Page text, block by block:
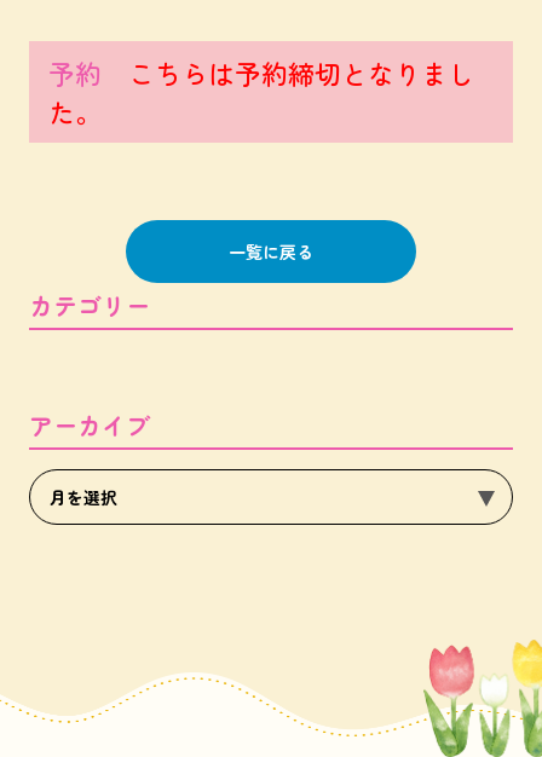
予約
こちらは予約締切となりまし
た。
一覧に戻る
カテゴリー
アーカイブ